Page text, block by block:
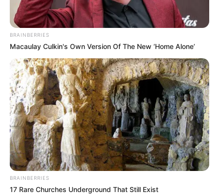
No tengas miedo de amar joven. No tengas
miedo de equivocarte. A los 18, el amor no se
mide por cuánto dura, sino por cuánto se
siente. Hay amores que duran meses y se
recuerdan toda la vida. Hay miradas que duran
BRAINBERRIES
Macaulay Culkin's Own Version Of The New ‘Home Alone’
BRAINBERRIES
17 Rare Churches Underground That Still Exist